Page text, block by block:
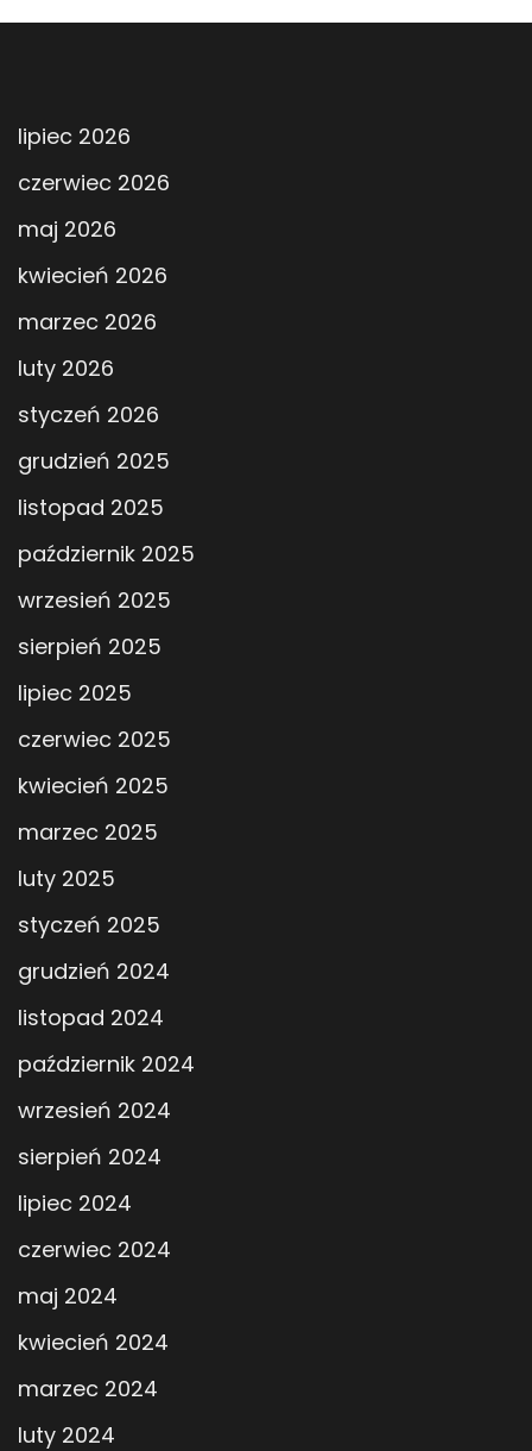
lipiec 2026
czerwiec 2026
maj 2026
kwiecień 2026
marzec 2026
luty 2026
styczeń 2026
grudzień 2025
listopad 2025
październik 2025
wrzesień 2025
sierpień 2025
lipiec 2025
czerwiec 2025
kwiecień 2025
marzec 2025
luty 2025
styczeń 2025
grudzień 2024
listopad 2024
październik 2024
wrzesień 2024
sierpień 2024
lipiec 2024
czerwiec 2024
maj 2024
kwiecień 2024
marzec 2024
luty 2024